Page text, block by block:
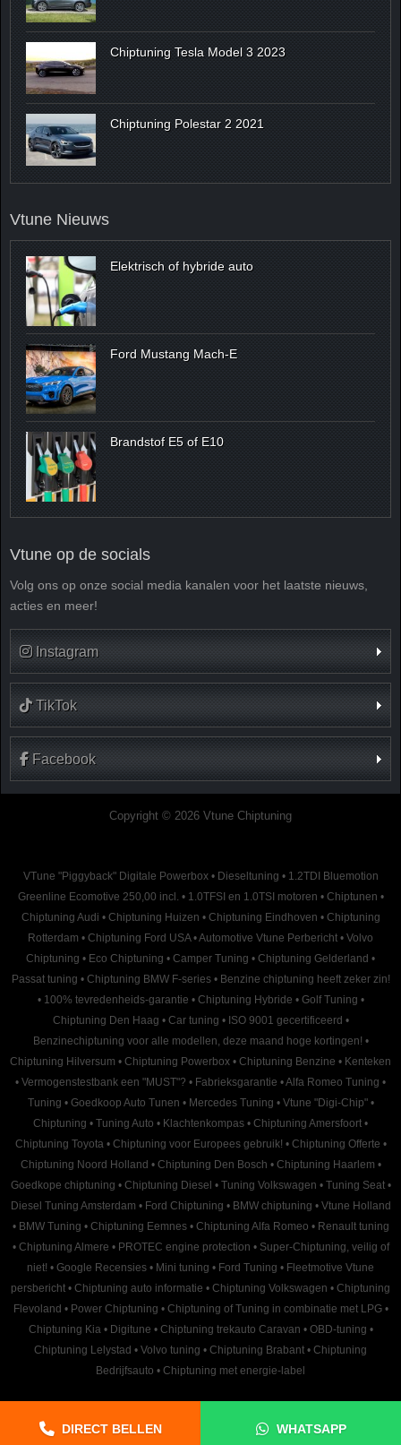
Chiptuning Tesla Model 3 2023
Chiptuning Polestar 2 2021
Vtune Nieuws
Elektrisch of hybride auto
Ford Mustang Mach-E
Brandstof E5 of E10
Vtune op de socials
Volg ons op onze social media kanalen voor het laatste nieuws,
acties en meer!
Instagram
TikTok
Facebook
Copyright © 2026 Vtune Chiptuning
VTune "Piggyback" Digitale Powerbox • Dieseltuning • 1.2TDI Bluemotion
Greenline Ecomotive 250,00 incl. • 1.0TFSI en 1.0TSI motoren • Chiptunen •
Chiptuning Audi • Chiptuning Huizen • Chiptuning Eindhoven • Chiptuning
Rotterdam • Chiptuning Ford USA •Automotive Vtune Perbericht • Volvo
Chiptuning • Eco Chiptuning • Camper Tuning • Chiptuning Gelderland •
Passat tuning • Chiptuning BMW F-series • Benzine chiptuning heeft zeker zin!
• 100% tevredenheids-garantie • Chiptuning Hybride • Golf Tuning •
Chiptuning Den Haag • Car tuning • ISO 9001 gecertificeerd •
Benzinechiptuning voor alle modellen, deze maand hoge kortingen! •
Chiptuning Hilversum • Chiptuning Powerbox • Chiptuning Benzine • Kenteken
• Vermogenstestbank een "MUST"? • Fabrieksgarantie •Alfa Romeo Tuning •
Tuning • Goedkoop Auto Tunen • Mercedes Tuning • Vtune "Digi-Chip" •
Chiptuning • Tuning Auto • Klachtenkompas • Chiptuning Amersfoort •
Chiptuning Toyota • Chiptuning voor Europees gebruik! • Chiptuning Offerte •
Chiptuning Noord Holland • Chiptuning Den Bosch • Chiptuning Haarlem •
Goedkope chiptuning • Chiptuning Diesel • Tuning Volkswagen • Tuning Seat •
Diesel Tuning Amsterdam • Ford Chiptuning • BMW chiptuning • Vtune Holland
• BMW Tuning • Chiptuning Eemnes • Chiptuning Alfa Romeo • Renault tuning
• Chiptuning Almere • PROTEC engine protection • Super-Chiptuning, veilig of
niet! • Google Recensies • Mini tuning • Ford Tuning • Fleetmotive Vtune
persbericht • Chiptuning auto informatie • Chiptuning Volkswagen • Chiptuning
Flevoland • Power Chiptuning • Chiptuning of Tuning in combinatie met LPG •
Chiptuning Kia • Digitune • Chiptuning trekauto Caravan • OBD-tuning •
Chiptuning Lelystad • Volvo tuning • Chiptuning Brabant • Chiptuning
Bedrijfsauto • Chiptuning met energie-label
DIRECT BELLEN WHATSAPP